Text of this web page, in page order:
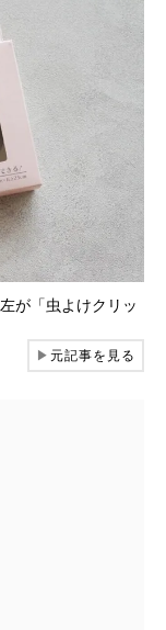
が「虫よけクリッ
▶元記事を見る